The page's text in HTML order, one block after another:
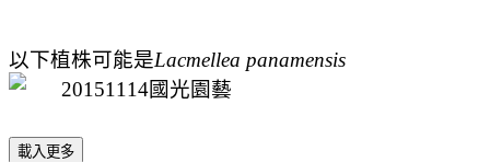
以下植株可能是Lacmellea panamensis
載入更多